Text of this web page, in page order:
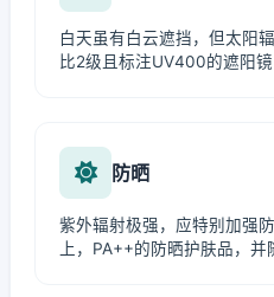
白天虽有白云遮挡，但太阳
比2级且标注UV400的遮阳镜
防晒
紫外辐射极强，应特别加强
上，PA++的防晒护肤品，并